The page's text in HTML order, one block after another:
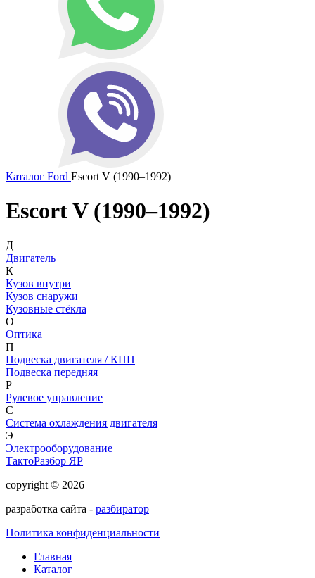
Каталог Ford Escort V (1990–1992)
Escort V (1990–1992)
Д
Двигатель
К
Кузов внутри
Кузов снаружи
Кузовные стёкла
О
Оптика
П
Подвеска двигателя / КПП
Подвеска передняя
Р
Рулевое управление
С
Система охлаждения двигателя
Э
Электрооборудование
ТактоРазбор ЯР
copyright © 2026
разработка сайта - разбиратор
Политика конфиденциальности
Главная
Каталог